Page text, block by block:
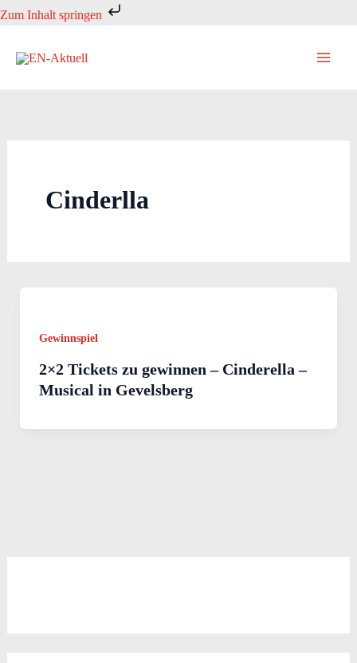
Zum Inhalt springen
Zum
springen
Cinderlla
Gewinnspiel
2×2 Tickets zu gewinnen – Cinderella –
Musical in Gevelsberg